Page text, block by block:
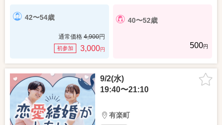
42〜54歳
通常価格 4,900円
初参加 3,000円
40〜52歳
500円
9/2(水)
19:40〜21:10
有楽町